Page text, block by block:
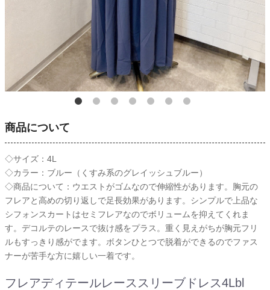
商品について
◇サイズ：4L
◇カラー：ブルー（くすみ系のグレイッシュブルー）
◇商品について：ウエストがゴムなので伸縮性があります。胸元の
フレアと高めの切り返しで足長効果があります。シンプルで上品な
シフォンスカートはセミフレアなのでボリュームを抑えてくれま
す。デコルテのレースで抜け感をプラス。重く見えがちが胸元フリ
ルもすっきり感がでます。ボタンひとつで脱着ができるのでファス
ナーが苦手な方に嬉しい一着です。
フレアディテールレーススリーブドレス4Lbl